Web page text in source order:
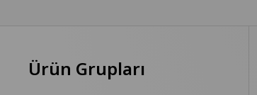
Ürün Grupları